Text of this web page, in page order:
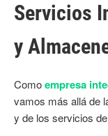
Servicios
y
Comoempresa
vamos más allá de
y de los servicios